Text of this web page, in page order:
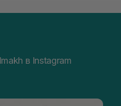
в Instagram